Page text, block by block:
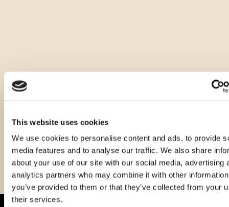
This website uses cookies
We use cookies to personalise content and ads, to provide
media features and to analyse our traffic. We also share
about your use of our site with our social media, advertising
analytics partners who may combine it with other
you’ve provided to them or that they’ve collected from your
their services.
Andere Größen dieses Produkts